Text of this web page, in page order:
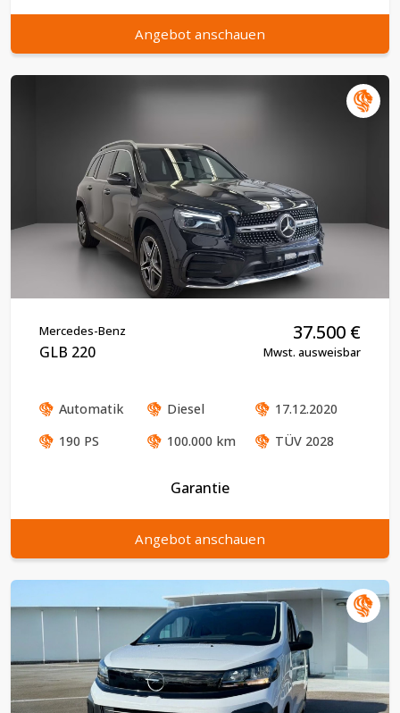
Angebot anschauen
Mercedes-Benz
GLB 220
37.500 €
Mwst. ausweisbar
Automatik Diesel
17.12.2020
190 PS 100.000 km TÜV 2028
Garantie
Angebot anschauen